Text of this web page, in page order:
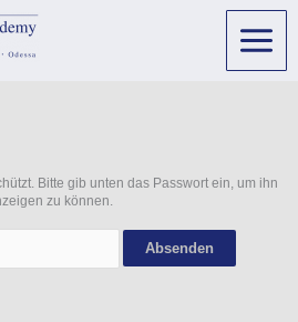
Bitte gib unten das Passwort ein, um ihn
zu können.